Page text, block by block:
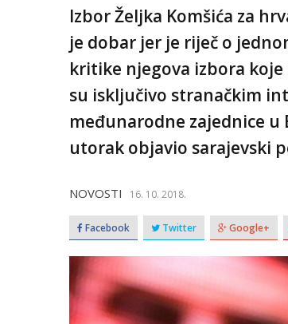
Izbor Željka Komšića za
je dobar jer je riječ o
kritike njegova izbora koje
su isključivo stranačkim
međunarodne zajednice
utorak objavio sarajevski
NOVOSTI 16. 10. 2018.
Facebook Twitter Google+